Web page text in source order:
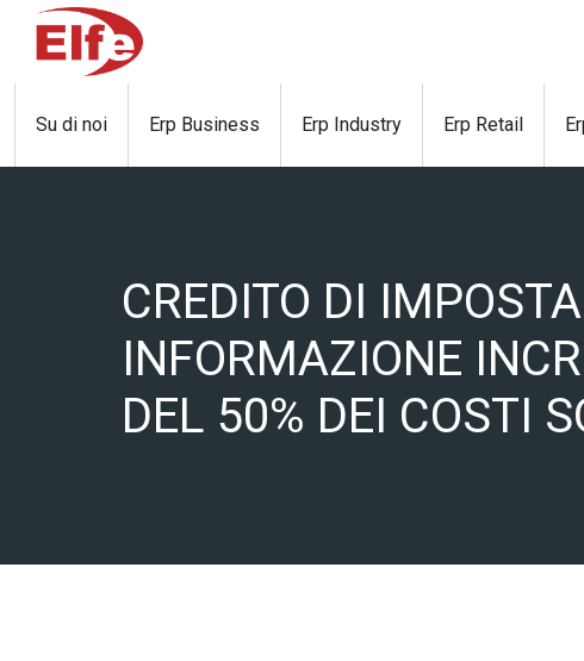
Su di noi Erp Business Erp Industry Erp Retail
CREDITO DI
INFORMAZIONE
DEL 50% DEI COSTI